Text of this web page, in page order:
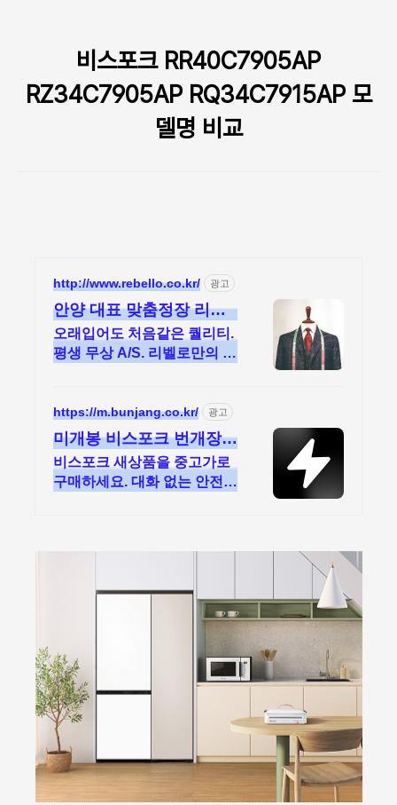
비스포크 RR40C7905AP
RZ34C7905AP RQ34C7915AP 모
델명 비교
http://www.rebello.co.kr/ 광고
안양 대표 맞춤정장 리벨
로
오래입어도 처음같은 퀄리티.
평생 무상 A/S. 리벨로만의 하
https://m.bunjang.co.kr/ 광고
미개봉 비스포크 번개장터
국내 최대 브랜드 중고거
래
비스포크 새상품을 중고가로
구매하세요. 대화 없는 안전결